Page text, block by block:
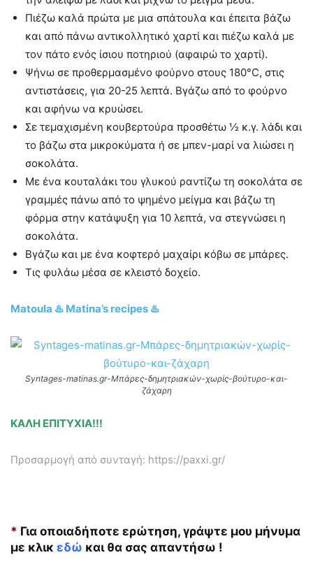
Πιέζω καλά πρώτα με μια σπάτουλα και έπειτα βάζω
και από πάνω αντικολλητικό χαρτί και πιέζω καλά με
τον πάτο ενός ίσιου ποτηριού (αφαιρώ το χαρτί).
Ψήνω σε προθερμασμένο φούρνο στους 180°C, στις
αντιστάσεις, για 20-25 λεπτά. Βγάζω από το φούρνο
και αφήνω να κρυώσει.
Σε τεμαχισμένη κουβερτούρα προσθέτω ½ κ.γ. λάδι και
το βάζω στα μικροκύματα ή σε μπεν-μαρί να λιώσει η
σοκολάτα.
Με ένα κουταλάκι του γλυκού ραντίζω τη σοκολάτα σε
γραμμές πάνω από το ψημένο μείγμα και βάζω τη
φόρμα στην κατάψυξη για 10 λεπτά, να στεγνώσει η
σοκολάτα.
Βγάζω και με ένα κοφτερό μαχαίρι κόβω σε μπάρες.
Τις φυλάω μέσα σε κλειστό δοχείο.
Matoula ♨️ Matina’s recipes ♨️
Syntages-matinas.gr-Μπάρες-δημητριακών-χωρίς-βούτυρο-και-
ζάχαρη
ΚΑΛΗ ΕΠΙΤΥΧΙΑ!!!
Προσαρμογή από συνταγή: https://paxxi.gr/
* Για οποιαδήποτε ερώτηση, γράψτε μου μήνυμα
με κλικ εδώ και θα σας απαντήσω !